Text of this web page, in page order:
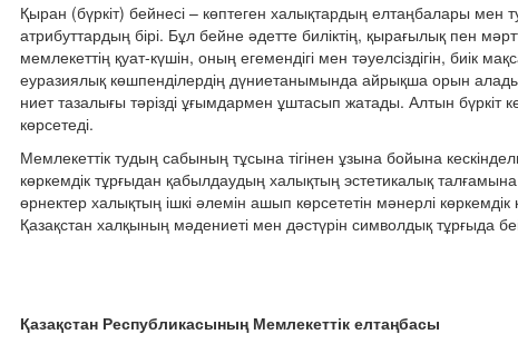
Қыран (бүркіт) бейнесі – көптеген халықтардың елтаңбалары
атрибуттардың бірі. Бұл бейне әдетте биліктің, қырағылық пен
мемлекеттің қуат-күшін, оның егемендігі мен тәуелсіздігін,
еуразиялық көшпенділердің дүниетанымында айрықша орын алады
ниет тазалығы тәрізді ұғымдармен ұштасып жатады. Алтын бүркіт
көрсетеді.
Мемлекеттік тудың сабының тұсына тігінен ұзына бойына
көркемдік тұрғыдан қабылдаудың халықтың эстетикалық
өрнектер халықтың ішкі әлемін ашып көрсететін мәнерлі
Қазақстан халқының мәдениеті мен дәстүрін символдық тұрғыда
Қазақстан Республикасының Мемлекеттік елтаңбасы